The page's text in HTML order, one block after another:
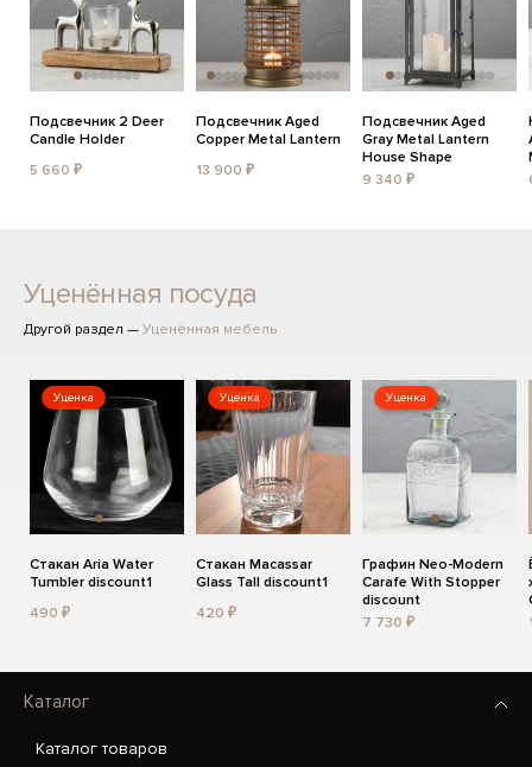
Подсвечник 2 Deer
Candle Holder
5 660 ₽
Подсвечник Aged
Copper Metal Lantern
13 900 ₽
Подсвечник Aged
Gray Metal Lantern
House Shape
9 340 ₽
Уценённая посуда
Другой раздел — Уценённая мебель
Уценка
Стакан Aria Water
Tumbler discount1
490 ₽
Уценка
Стакан Macassar
Glass Tall discount1
420 ₽
Уценка
Графин Neo-Modern
Carafe With Stopper
discount
7 730 ₽
Каталог
Каталог товаров